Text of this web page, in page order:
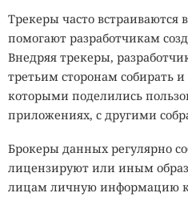
Трекеры часто встраиваются
помогают разработчикам
Внедряя трекеры,
третьим сторонам собирать
которыми поделились
приложениях, с другими
Брокеры данных регулярно
лицензируют или иным
лицам личную информацию